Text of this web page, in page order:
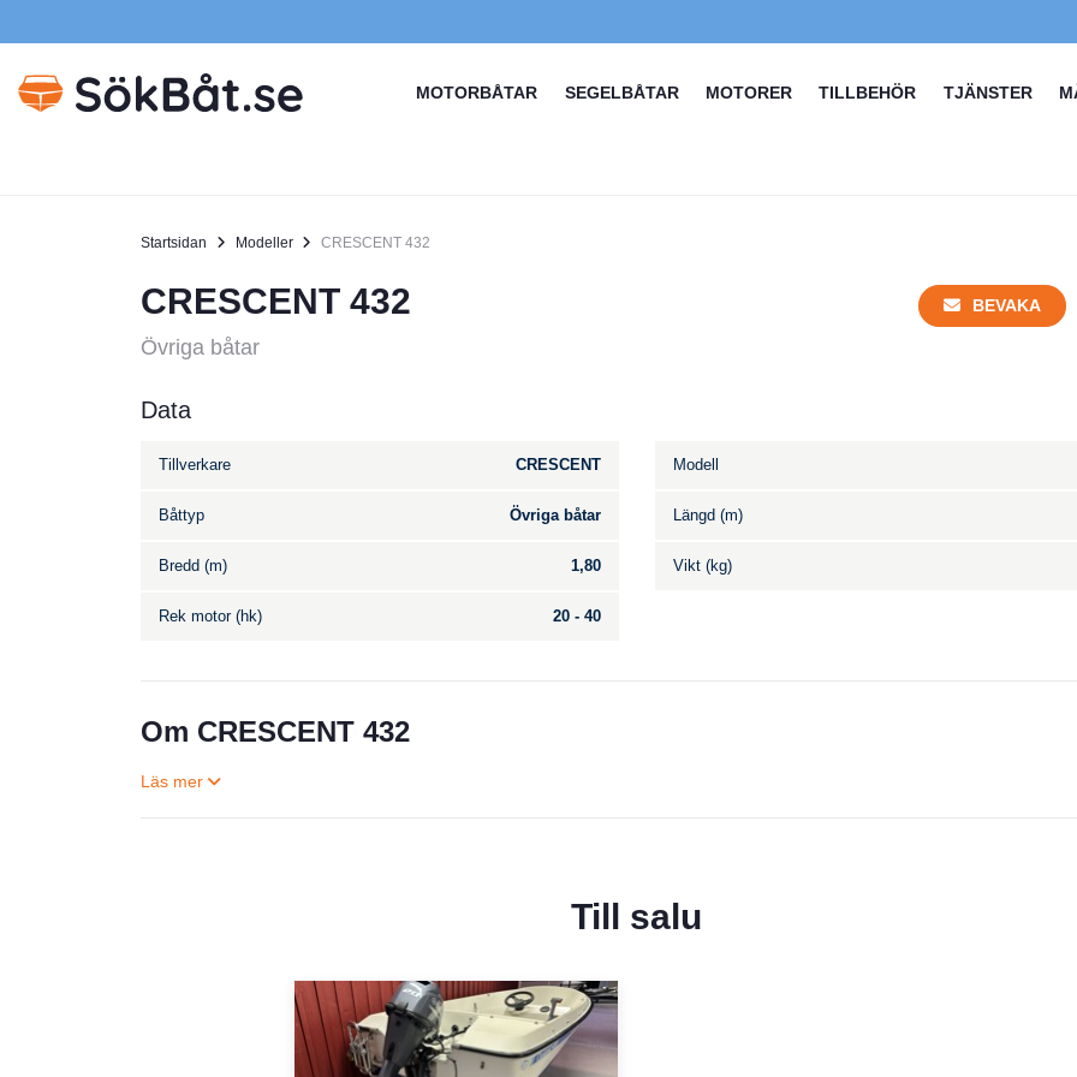
MOTORBÅTAR SEGELBÅTAR MOTORER TILLBEHÖR TJÄNSTER
Startsidan Modeller CRESCENT 432
CRESCENT 432
Övriga båtar
BEVAKA
Data
Tillverkare CRESCENT Modell
Båttyp Övriga båtar Längd (m)
Bredd (m) 1,80 Vikt (kg)
Rek motor (hk) 20 - 40
Om CRESCENT 432
Till salu